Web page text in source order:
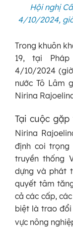
Hội nghị
4/10/2024,
Trong khuôn
19, tại
4/10/2024
nước Tô Lâm
Nirina
Tại cuộc gặp
Nirina
định coi
truyền thống
dựng và phát
quyết tâm
cả các cấp,
biệt là trao
vực nông